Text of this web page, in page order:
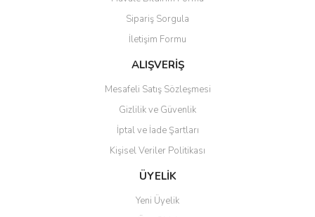
Ürün bilgilerinde hatalar bulunuyor.
Ürün fiyatı diğer sitelerden daha pahalı.
Bu ürüne benzer farklı alternatifler olmalı.
Gönder
Sipariş Sorgula
İletişim Formu
ALIŞVERİŞ
Mesafeli Satış Sözleşmesi
Gizlilik ve Güvenlik
İptal ve İade Şartları
Kişisel Veriler Politikası
ÜYELİK
Yeni Üyelik